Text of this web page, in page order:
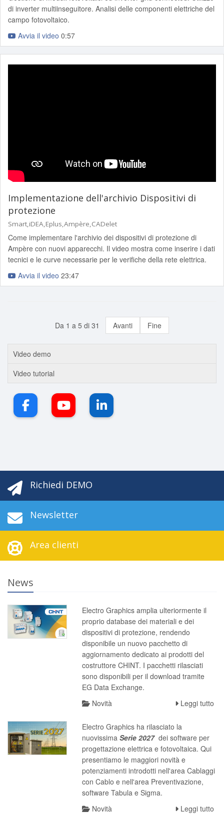
di inverter multiinseguitore. Analisi delle componenti elettriche del
campo fotovoltaico.
Avvia il video 0:57
Implementazione dell'archivio Dispositivi di
protezione
Smart,iDEA,Eplus,Ampère,CADelet
Come implementare l'archivio dei dispositivi di protezione di
Ampère con nuovi apparecchi. Il video mostra come inserire i dati
tecnici e le curve necessarie per le verifiche della rete elettrica.
Avvia il video 23:47
Da 1 a 5 di 31 Avanti Fine
Video demo
Video tutorial
Richiedi DEMO
Newsletter
Area clienti
News
Electro Graphics amplia ulteriormente il
proprio database dei materiali e dei
dispositivi di protezione, rendendo
disponibile un nuovo pacchetto di
aggiornamento dedicato ai prodotti del
costruttore CHINT. I pacchetti rilasciati
sono disponibili per il download tramite
EG Data Exchange.
Novità
Leggi tutto
Electro Graphics ha rilasciato la
nuovissimaSerie 2027 dei software per
progettazione elettrica e fotovoltaica. Qui
presentiamo le maggiori novità e
potenziamenti introdotti nell'area Cablaggi
con Cablo e nell'area Preventivazione,
software Tabula e Sigma.
Novità
Leggi tutto